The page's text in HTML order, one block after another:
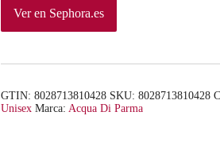
Ver en Sephora.es
GTIN: 8028713810428 SKU: 8028713810428
Unisex Marca: Acqua Di Parma